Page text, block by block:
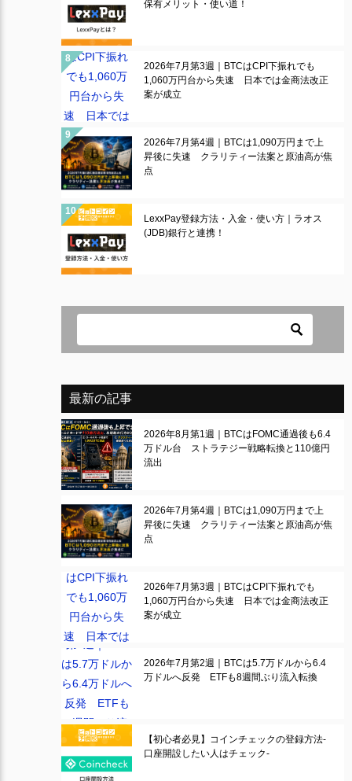
保有メリット・使い道！
2026年7月第3週｜BTCはCPI下振れでも
1,060万円台から失速 日本では金商法改正
案が成立
2026年7月第4週｜BTCは1,090万円まで上
昇後に失速 クラリティー法案と原油高が焦
点
LexxPay登録方法・入金・使い方｜ラオス
(JDB)銀行と連携！
最新の記事
2026年8月第1週｜BTCはFOMC通過後も6.4
万ドル台 ストラテジー戦略転換と110億円
流出
2026年7月第4週｜BTCは1,090万円まで上
昇後に失速 クラリティー法案と原油高が焦
点
2026年7月第3週｜BTCはCPI下振れでも
1,060万円台から失速 日本では金商法改正
案が成立
2026年7月第2週｜BTCは5.7万ドルから6.4
万ドルへ反発 ETFも8週間ぶり流入転換
【初心者必見】コインチェックの登録方法-
口座開設したい人はチェック-